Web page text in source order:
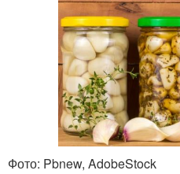
Фото: Pbnew, AdobeStock